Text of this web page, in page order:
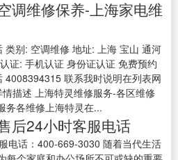
调维修保养-上海家电维
类别: 空调维修 地址: 上海 宝山 通河
证: 手机认证 身份证认证 免费预约
4008394315 联系我时说明在列表网
描述 上海特灵维修服务-各区维修
务各维修上海特灵在...
后24小时客服电话
电话：400-669-3030 随着当代生活